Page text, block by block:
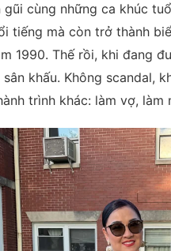
cùng những ca khúc
tiếng mà còn trở thành
1990. Thế rồi, khi đang
khấu. Không scandal,
trình khác: làm vợ,